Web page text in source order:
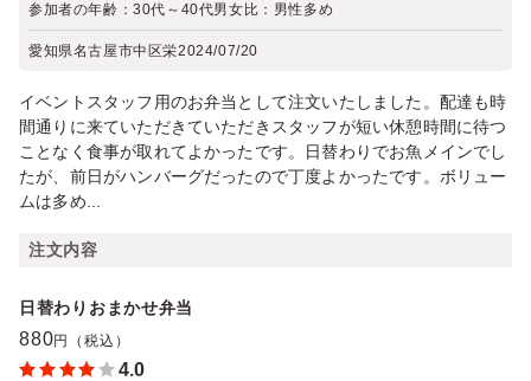
参加者の年齢：30代～40代男女比： 男性多め
愛知県名古屋市中区栄2024/07/20
イベントスタッフ用のお弁当として注文いたしました。配達も時
間通りに来ていただきていただきスタッフが短い休憩時間に待つ
ことなく食事が取れてよかったです。日替わりでお魚メインでし
たが、前日がハンバーグだったので丁度よかったです。ボリュー
ムは多め...
注文内容
日替わりおまかせ弁当
880円（税込）
4.0